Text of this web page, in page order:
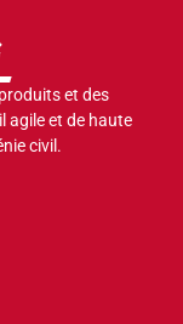
et des
agile et de haute
civil.